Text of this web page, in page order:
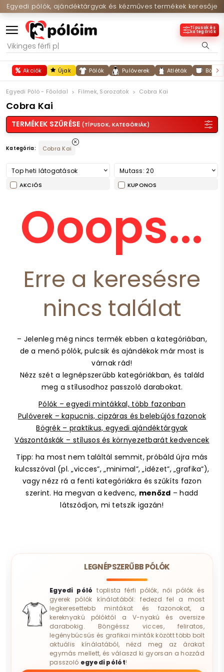
Egyedi pólók, ajándéktárgyak és kézműves termékek keresője
Típusok és
kategóriák
Akciók Újak Pólók Pulóverek Atléták
Egyedi Póló - Főoldal Filmek, Sorozatok Cobra Kai
Cobra Kai
TERMÉKEK SZŰRÉSE (TÍPUSOK, KATEGÓRIÁK)
Kategória: Cobra Kai
Top heti látogatások Mutass: 20
AKCIÓS KUPONOS
Ooops...
Erre a keresésre
nincs találat
– Jelenleg még nincs termék ebben a kategóriában,
de a menő pólók, pulcsik és ajándékok már most is
várnak rád!
Nézz szét a legnépszerűbb kategóriákban, és találd
meg a stílusodhoz passzoló darabokat.
Pólók – egyedi mintákkal, több fazonban
Pulóverek – kapucnis, cipzáras és belebújós fazonok
Bögrék – praktikus, egyedi ajándéktárgyak
Vászontáskák – stílusos és környezetbarát kedvencek
Tipp: ha most nem találtál semmit, próbáld újra más
kulcsszóval (pl. „vicces”, „minimal”, „idézet”, „grafika”),
vagy nézz rá a fenti kategóriákra és szűkíts fazon
szerint. Ha megvan a kedvenc, menőzd – hadd
látszódjon, mi tetszik igazán!
LEGNÉPSZERŰBB PÓLÓK
Egyedi póló toplista férfi pólók, női pólók és
gyerek pólók kínálatából: fedezd fel a most
legkeresettebb mintákat és fazonokat, a
kereknyakú pólóktól a V-nyakú és oversize
darabokig. Böngéssz vicces, feliratos,
legénybúcsús és grafikai minták között több bolt
aktuális kínálatából, nézd meg az árakat
egymás mellett, és válaszd ki gyorsan a hozzád
passzoló egyedi pólót!